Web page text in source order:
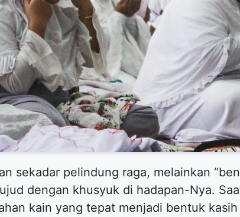
sekadar pelindung raga, melainkan
dengan khusyuk di hadapan-Nya.
kain yang tepat menjadi bentuk